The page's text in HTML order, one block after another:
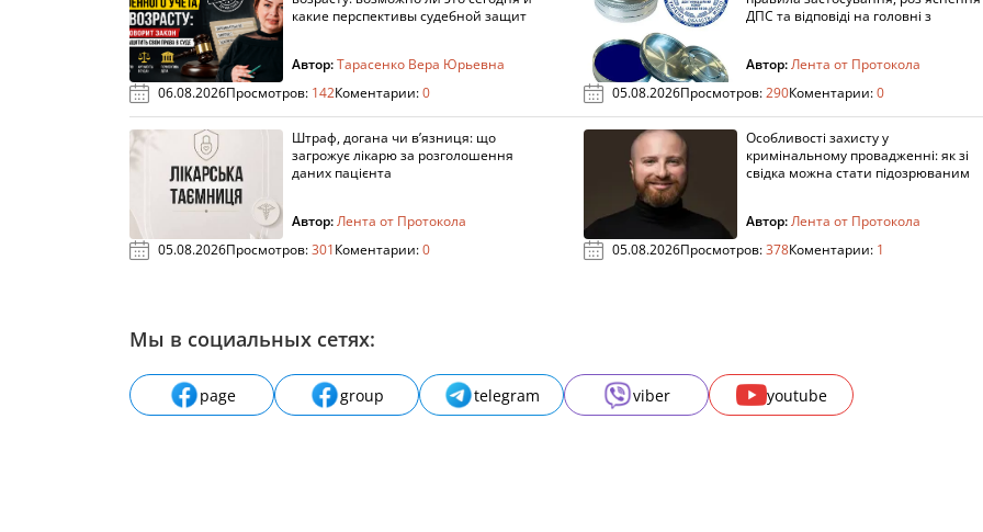
какие перспективы судебной защит
Автор:Тарасенко Вера Юрьевна
06.08.2026Просмотров: 142Коментарии:0
ДПС та відповіді на головні з
Автор:Лента от Протокола
05.08.2026Просмотров:290Коментарии:0
Штраф, догана чи в’язниця: що
загрожує лікарю за розголошення
даних пацієнта
Автор:Лента от Протокола
05.08.2026Просмотров:301Коментарии:0
Особливості захисту у
кримінальному провадженні: як зі
свідка можна стати підозрюваним
Автор:Лента от Протокола
05.08.2026Просмотров:378Коментарии: 1
Мы в социальных сетях:
page group telegram viber youtube